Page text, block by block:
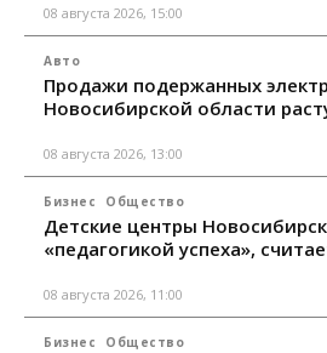
08 августа 2026, 15:00
Авто
Продажи подержанных
Новосибирской области
08 августа 2026, 13:00
Бизнес Общество
Детские центры
«педагогикой успеха»,
08 августа 2026, 11:00
Бизнес Общество